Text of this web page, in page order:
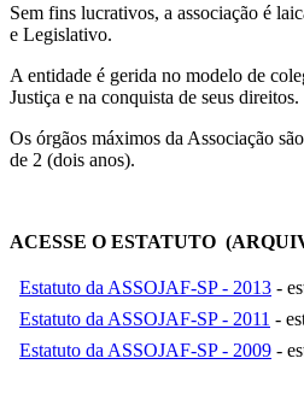
Sem fins lucrativos, a associação é
e Legislativo.
A entidade é gerida no modelo de
Justiça e na conquista de seus direitos.
Os órgãos máximos da Associação
de 2 (dois anos).
ACESSE O ESTATUTO
Estatuto da ASSOJAF-SP - 2013 -
Estatuto da ASSOJAF-SP - 2011 -
Estatuto da ASSOJAF-SP - 2009 -